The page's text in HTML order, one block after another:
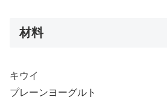
材料
キウイ
プレーンヨーグルト